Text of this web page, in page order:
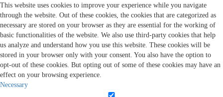
This website uses cookies to improve your experience while you navigate
through the website. Out of these cookies, the cookies that are categorized as
necessary are stored on your browser as they are essential for the working of
basic functionalities of the website. We also use third-party cookies that help
us analyze and understand how you use this website. These cookies will be
stored in your browser only with your consent. You also have the option to
opt-out of these cookies. But opting out of some of these cookies may have an
effect on your browsing experience.
Necessary